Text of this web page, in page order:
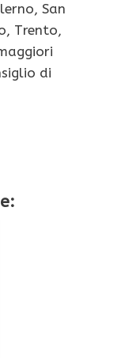
San
Trento,
di